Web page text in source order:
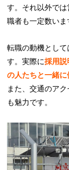
す。それ以外で
職者も一定数いま
転職の動機とし
す。実際に採用説
の人たちと一緒に
また、交通のア
も魅力です。